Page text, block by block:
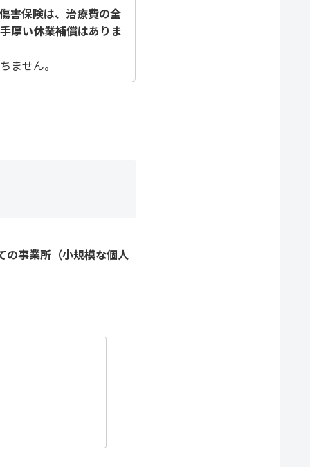
害保険は、治療費の全
厚い休業補償はありま
ません。
の事業所（小規模な個人